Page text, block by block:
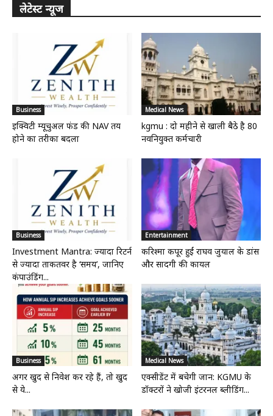
लेटेस्ट न्यूज
Business
इक्विटी म्यूचुअल फंड की NAV तय
होने का तरीका बदला
Medical News
kgmu : दो महीने से खाली बैठे है 80
नवनियुक्त कर्मचारी
Business
Investment Mantra: ज्यादा रिटर्न
से ज्यादा ताकतवर है ‘समय’, जानिए
कंपाउंडिंग...
Entertainment
करिश्मा कपूर हुईं राघव जुयाल के डांस
और सादगी की कायल
Business
अगर खुद से निवेश कर रहे हैं, तो खुद
से ये...
Medical News
एक्सीडेंट में बचेगी जान: KGMU के
डॉक्टरों ने खोजी इंटरनल ब्लीडिंग...